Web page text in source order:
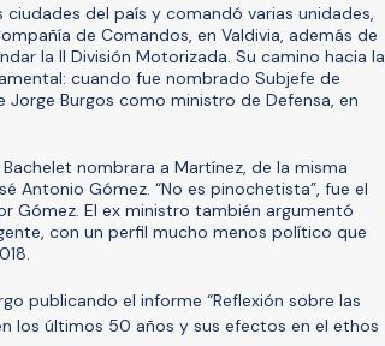
del país y comandó varias unidades,
de Comandos, en Valdivia, además de
la II División Motorizada. Su camino hacia la
cuando fue nombrado Subjefe de
Burgos como ministro de Defensa, en
nombrara a Martínez, de la misma
Antonio Gómez. “No es pinochetista”, fue el
Gómez. El ex ministro también argumentó
con un perfil mucho menos político que
publicando el informe “Reflexión sobre las
los últimos 50 años y sus efectos en el ethos